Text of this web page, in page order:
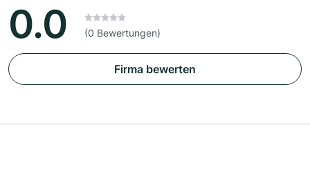
0.0 (0 Bewertungen)
Firma bewerten